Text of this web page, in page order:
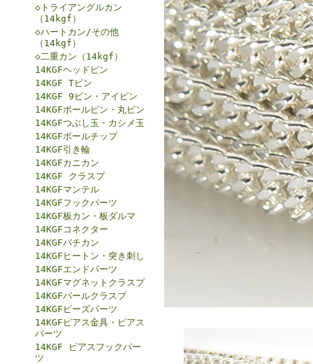
◇トライアングルカン
（14kgf）
◇ハートカン/その他
（14kgf）
◇二重カン（14kgf）
14KGFヘッドピン
14KGF Tピン
14KGF 9ピン・アイピン
14KGFボールピン・丸ピン
14KGFつぶし玉・カシメ玉
14KGFボールチップ
14KGF引き輪
14KGFカニカン
14KGF クラスプ
14KGFマンテル
14KGFフックパーツ
14KGF板カン・板ダルマ
14KGFコネクター
14KGFバチカン
14KGFヒートン・突き刺し
14KGFエンドパーツ
14KGFマグネットクラスプ
14KGFパールクラスプ
14KGFビーズパーツ
14KGFピアス金具・ピアス
パーツ
14KGF ピアスフックパー
ツ